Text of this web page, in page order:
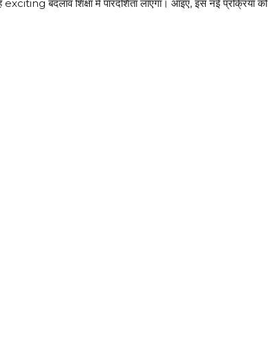
बदलाव शिक्षा में पारदर्शिता लाएगा। आइए, इस नई प्रक्रिया को